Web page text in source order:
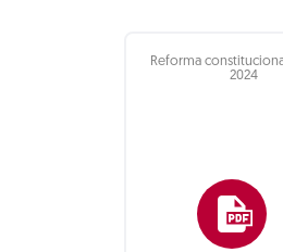
Reforma
2024